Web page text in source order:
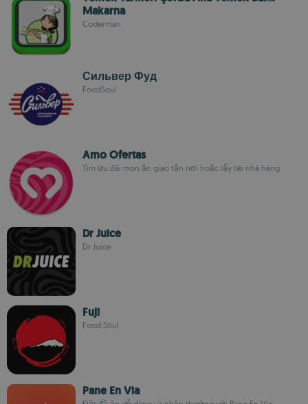
Makarna
Coderman
Сильвер Фуд
FoodSoul
Amo Ofertas
Tìm ưu đãi món ăn giao tận nơi hoặc lấy tại nhà hàng
Dr Juice
Dr Juice
Fuji
Food Sоul
Pane En Via